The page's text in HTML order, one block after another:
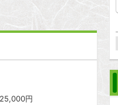
円